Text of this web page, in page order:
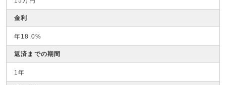
金利
年18.0%
返済までの期間
1年